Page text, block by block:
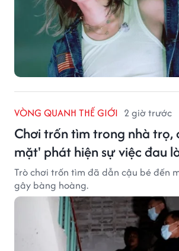
VÒNG QUANH THẾ GIỚI 2 giờ trước
Chơi trốn tìm trong nhà trọ,
mặt' phát hiện sự việc đau
Trò chơi trốn tìm đã dẫn cậu bé đến
gây bàng hoàng.